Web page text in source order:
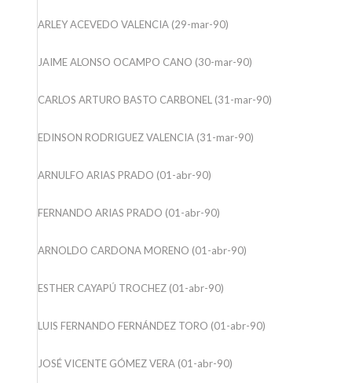
ARLEY ACEVEDO VALENCIA (29-mar-90)
JAIME ALONSO OCAMPO CANO (30-mar-90)
CARLOS ARTURO BASTO CARBONEL (31-mar-90)
EDINSON RODRIGUEZ VALENCIA (31-mar-90)
ARNULFO ARIAS PRADO (01-abr-90)
FERNANDO ARIAS PRADO (01-abr-90)
ARNOLDO CARDONA MORENO (01-abr-90)
ESTHER CAYAPÚ TROCHEZ (01-abr-90)
LUIS FERNANDO FERNÁNDEZ TORO (01-abr-90)
JOSÉ VICENTE GÓMEZ VERA (01-abr-90)